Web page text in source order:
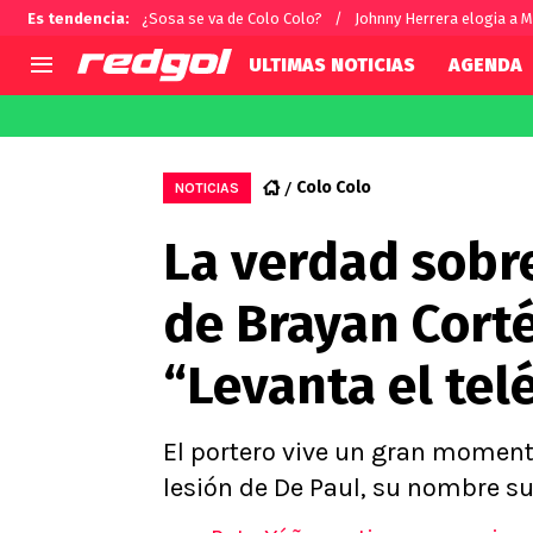
Es tendencia: ¿Sosa se va de Colo Colo? Johnny Herrera elogia a
Selección Chilena
U de Chile
U Católica
Campeonato Nacional
Primera B
Segunda División
Copa Chile
Supercopa Chile
Campeonato Femenino
Alexis
Carlos
ULTIMAS NOTICIAS AGENDA
NOTICIAS Colo Colo
La verdad
de Brayan
“Levanta el
El portero vive un gran
lesión de De Paul, su nombre